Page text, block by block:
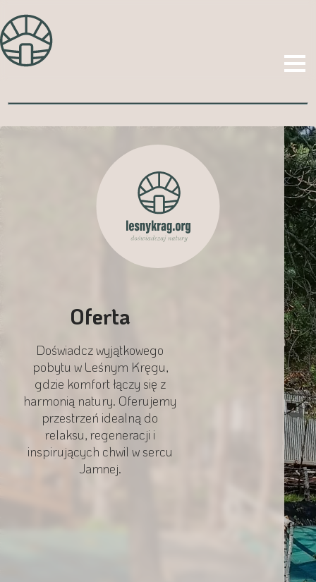
Oferta
Doświadcz wyjątkowego
pobytu w Leśnym Kręgu,
gdzie komfort łączy się z
harmonią natury. Oferujemy
przestrzeń idealną do
relaksu, regeneracji i
inspirujących chwil w sercu
Jamnej.